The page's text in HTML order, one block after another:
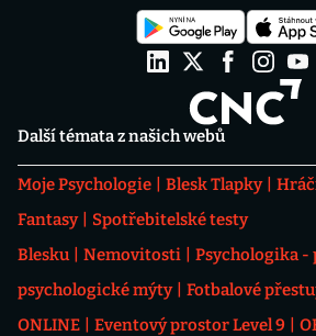
Další témata z našich webů
Moje Psychologie Blesk Tlapky
Fantasy
Spotřebitelské testy
Blesku
Nemovitosti
Psychologika
psychologické mýty
Fotbalové
ONLINE
Eventový prostor Level 9